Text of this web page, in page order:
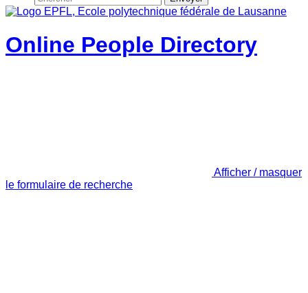
Online People Directory
Afficher / masquer
le formulaire de recherche